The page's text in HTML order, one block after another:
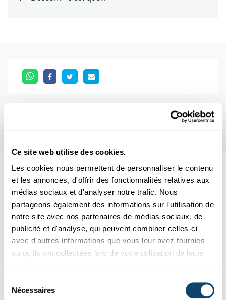
Ce site web utilise des cookies.
Les cookies nous permettent de personnaliser le contenu
et les annonces, d'offrir des fonctionnalités relatives aux
médias sociaux et d'analyser notre trafic. Nous
partageons également des informations sur l'utilisation de
notre site avec nos partenaires de médias sociaux, de
publicité et d'analyse, qui peuvent combiner celles-ci
avec d'autres informations que vous leur avez fournies
ou qu'ils ont collectées lors de votre utilisation de leurs
Nécessaires
Aussi intéréssant
KREBS MEDIZIN